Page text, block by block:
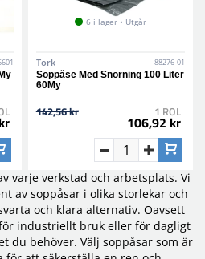
6 i lager • Utgår
Tork 88276-01
Soppåse Med Snörning 100 Liter
60My
142,56 kr 1 ROL
106,92 kr
varje verkstad och arbetsplats. Vi
av soppåsar i olika storlekar och
och klara alternativ. Oavsett
industriellt bruk eller för dagligt
du behöver. Välj soppåsar som är